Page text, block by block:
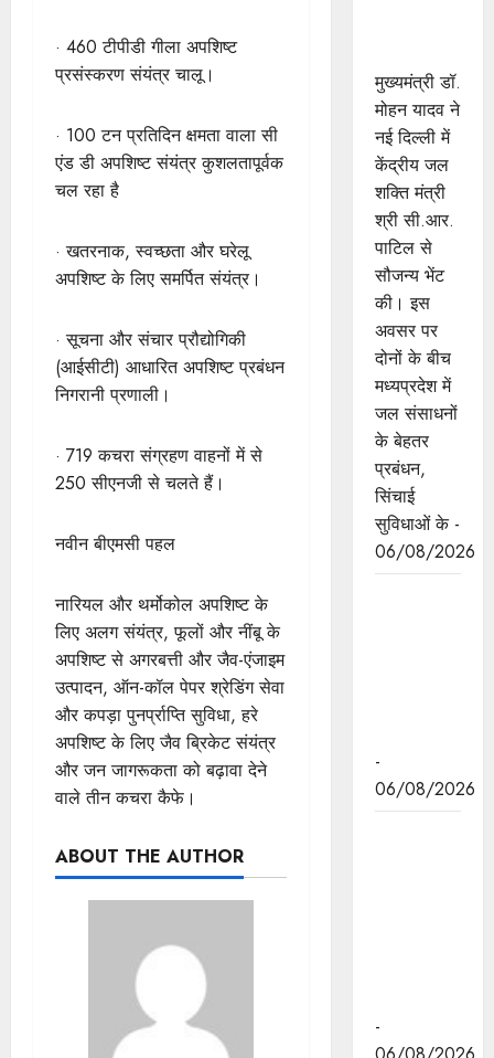
· 460 टीपीडी गीला अपशिष्ट
प्रसंस्करण संयंत्र चालू।
· 100 टन प्रतिदिन क्षमता वाला सी
एंड डी अपशिष्ट संयंत्र कुशलतापूर्वक
चल रहा है
· खतरनाक, स्वच्छता और घरेलू
अपशिष्ट के लिए समर्पित संयंत्र।
· सूचना और संचार प्रौद्योगिकी
(आईसीटी) आधारित अपशिष्ट प्रबंधन
निगरानी प्रणाली।
· 719 कचरा संग्रहण वाहनों में से
250 सीएनजी से चलते हैं।
नवीन बीएमसी पहल
नारियल और थर्मोकोल अपशिष्ट के
लिए अलग संयंत्र, फूलों और नींबू के
अपशिष्ट से अगरबत्ती और जैव-एंजाइम
उत्पादन, ऑन-कॉल पेपर श्रेडिंग सेवा
और कपड़ा पुनर्प्राप्ति सुविधा, हरे
अपशिष्ट के लिए जैव ब्रिकेट संयंत्र
और जन जागरूकता को बढ़ावा देने
वाले तीन कचरा कैफे।
ABOUT THE AUTHOR
मुख्यमंत्री डॉ.
मोहन यादव ने
नई दिल्ली में
केंद्रीय जल
शक्ति मंत्री
श्री सी.आर.
पाटिल से
सौजन्य भेंट
की। इस
अवसर पर
दोनों के बीच
मध्यप्रदेश में
जल संसाधनों
के बेहतर
प्रबंधन,
सिंचाई
सुविधाओं के -
06/08/2026
-
06/08/2026
-